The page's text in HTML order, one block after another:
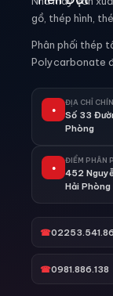
gồ, thép hình,
Phân phối thép
Polycarbonate
●
ĐỊA CHỈ
Số 33
Phòng
●
ĐIỂM PHÂN
452
Hải Phòng
☎
☎0981.886.138